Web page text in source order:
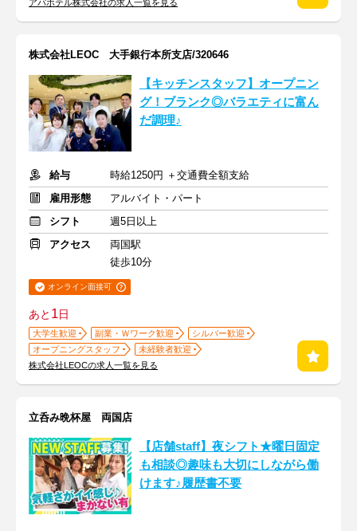
アパホテル株式会社の求人一覧を見る
株式会社LEOC 大手銀行本所支店/320646
【キッチンスタッフ】オープニン
グ！ブランク◎バラエティに富ん
だ調理♪
給与
時給1250円 ＋交通費全額支給
雇用形態
アルバイト・パート
シフト
週5日以上
アクセス
両国駅
徒歩10分
オンライン面接可
あと 1日
大学生歓迎 副業・Ｗワーク歓迎
シルバー歓迎
オープニングスタッフ
未経験者歓迎
株式会社LEOCの求人一覧を見る
立呑み晩杯屋 両国店
【店舗staff】夜シフト★曜日固定
も相談◎趣味も大切にしながら働
けます♪履歴書不要